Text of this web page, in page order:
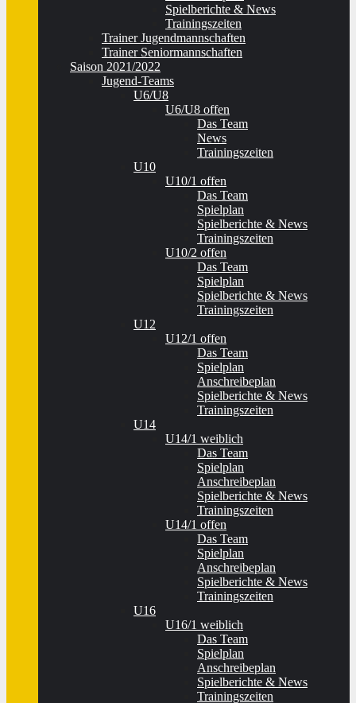
Spielberichte & News
Trainingszeiten
Trainer Jugendmannschaften
Trainer Seniormannschaften
Saison 2021/2022
Jugend-Teams
U6/U8
U6/U8 offen
Das Team
News
Trainingszeiten
U10
U10/1 offen
Das Team
Spielplan
Spielberichte & News
Trainingszeiten
U10/2 offen
Das Team
Spielplan
Spielberichte & News
Trainingszeiten
U12
U12/1 offen
Das Team
Spielplan
Anschreibeplan
Spielberichte & News
Trainingszeiten
U14
U14/1 weiblich
Das Team
Spielplan
Anschreibeplan
Spielberichte & News
Trainingszeiten
U14/1 offen
Das Team
Spielplan
Anschreibeplan
Spielberichte & News
Trainingszeiten
U16
U16/1 weiblich
Das Team
Spielplan
Anschreibeplan
Spielberichte & News
Trainingszeiten